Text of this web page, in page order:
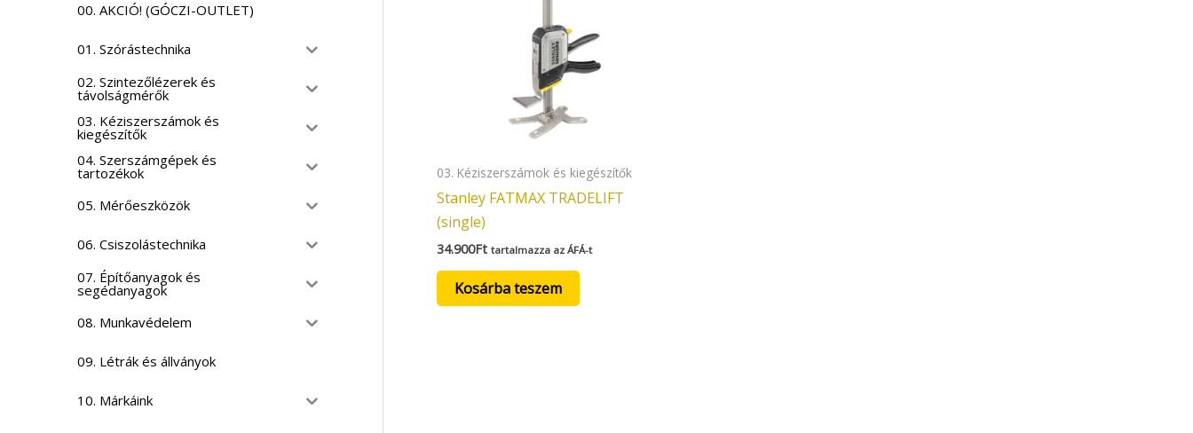
00. AKCIÓ! (GÓCZI-OUTLET)
01. Szórástechnika
02. Szintezőlézerek és
távolságmérők
03. Kéziszerszámok és
kiegészítők
04. Szerszámgépek és
tartozékok
05. Mérőeszközök
06. Csiszolástechnika
07. Építőanyagok és
segédanyagok
08. Munkavédelem
09. Létrák és állványok
10. Márkáink
03. Kéziszerszámok és kiegészítők
Stanley FATMAX TRADELIFT
(single)
34.900Ft tartalmazza az ÁFÁ-t
Kosárba teszem